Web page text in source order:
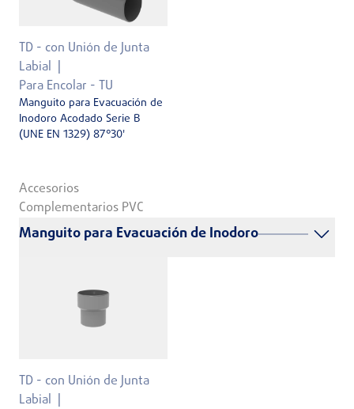
TD - con Unión de Junta
Labial
Para Encolar - TU
Manguito para Evacuación de
Inodoro Acodado Serie B
(UNE EN 1329) 87°30'
Accesorios
Complementarios PVC
Manguito para Evacuación de Inodoro
TD - con Unión de Junta
Labial